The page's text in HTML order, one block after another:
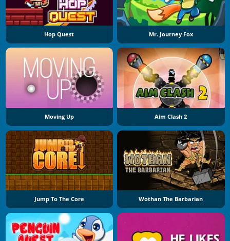
Hop Quest Mr. Journey Fox
Moving Up Aim Clash 2
Jump To The Core Wothan The Barbarian